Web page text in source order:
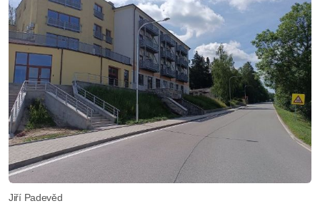
Jiří Padevěd